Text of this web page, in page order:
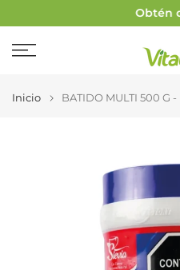
contenido
Obtén descuento
Inicio BATIDO MULTI 500 G -